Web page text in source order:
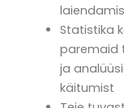
Statistika
paremaid
ja
käitumist